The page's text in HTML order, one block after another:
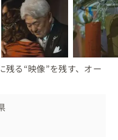
る“映像”を残す、オー